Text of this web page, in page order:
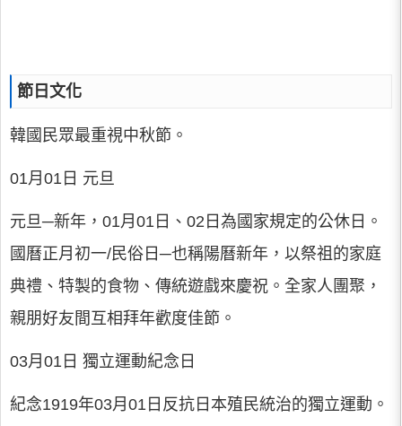
節日文化
韓國民眾最重視中秋節。
01月01日 元旦
元旦─新年，01月01日、02日為國家規定的公休日。
國曆正月初一/民俗日─也稱陽曆新年，以祭祖的家庭
典禮、特製的食物、傳統遊戲來慶祝。全家人團聚，
親朋好友間互相拜年歡度佳節。
03月01日 獨立運動紀念日
紀念1919年03月01日反抗日本殖民統治的獨立運動。